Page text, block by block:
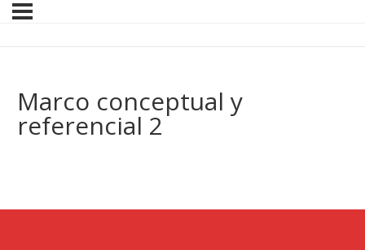
Marco conceptual y
referencial 2